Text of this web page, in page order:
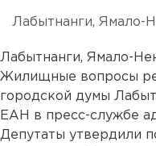
Лабытнанги, Ямало-
Лабытнанги, Ямало-
Жилищные вопросы
городской думы
ЕАН в пресс-службе
Депутаты утвердили